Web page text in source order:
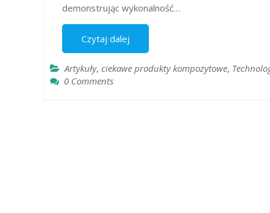
demonstrując wykonalność…
Czytaj dalej
Artykuły, ciekawe produkty kompozytowe,
0 Comments